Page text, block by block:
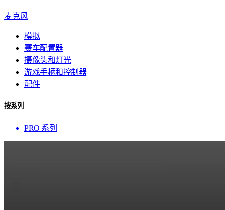
麦克风
模拟
赛车配置器
摄像头和灯光
游戏手柄和控制器
配件
按系列
PRO 系列